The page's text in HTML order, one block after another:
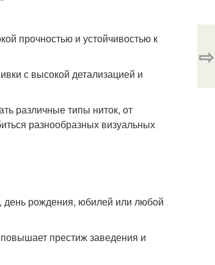
прочностью и устойчивостью к
с высокой детализацией и
различные типы ниток, от
разнообразных визуальных
день рождения, юбилей или любой
престиж заведения и
⇨